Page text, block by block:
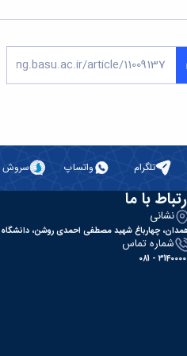
تلگرام واتساپ سروش
با ما
نشانی
چهارباغ شهید مصطفی احمدی روشن، دانشگاه
شماره تماس
31400000 -